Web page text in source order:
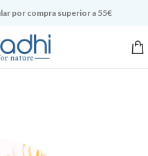
por compra superior a 55€